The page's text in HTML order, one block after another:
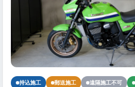
持込施工 郵送施工 遠隔施工不可